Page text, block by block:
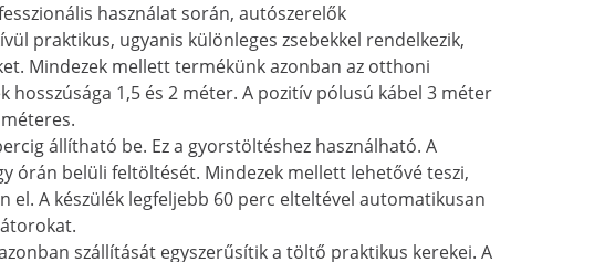
használat során, autószerelők
praktikus, ugyanis különleges zsebekkel rendelkezik,
Mindezek mellett termékünk azonban az otthoni
1,5 és 2 méter. A pozitív pólusú kábel 3 méter
állítható be. Ez a gyorstöltéshez használható. A
órán belüli feltöltését. Mindezek mellett lehetővé teszi,
A készülék legfeljebb 60 perc elteltével automatikusan
szállítását egyszerűsítik a töltő praktikus kerekei. A